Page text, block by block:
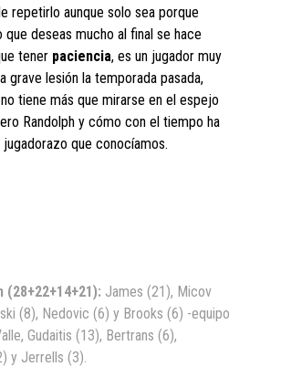
repetirlo aunque solo sea porque
que deseas mucho al final se hace
tener paciencia, es un jugador muy
grave lesión la temporada pasada,
tiene más que mirarse en el espejo
Randolph y cómo con el tiempo ha
que conocíamos.
(28+22+14+21): James (21), Micov
(8), Nedovic (6) y Brooks (6) -equipo
Gudaitis (13), Bertrans (6),
y Jerrells (3).